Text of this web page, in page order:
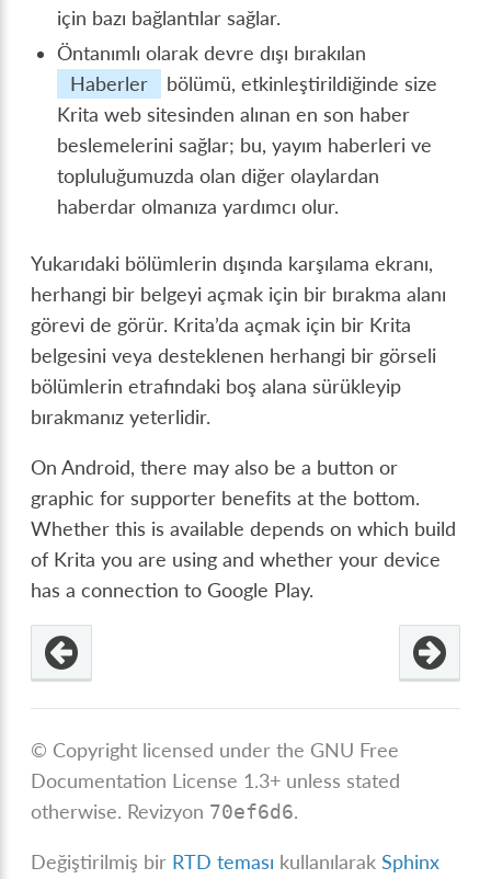
için bazı bağlantılar sağlar.
Öntanımlı olarak devre dışı bırakılan
Haberler
bölümü, etkinleştirildiğinde size
Krita web sitesinden alınan en son haber
beslemelerini sağlar; bu, yayım haberleri ve
topluluğumuzda olan diğer olaylardan
haberdar olmanıza yardımcı olur.
Yukarıdaki bölümlerin dışında karşılama ekranı,
herhangi bir belgeyi açmak için bir bırakma alanı
görevi de görür. Krita’da açmak için bir Krita
belgesini veya desteklenen herhangi bir görseli
bölümlerin etrafındaki boş alana sürükleyip
bırakmanız yeterlidir.
On Android, there may also be a button or
graphic for supporter benefits at the bottom.
Whether this is available depends on which build
of Krita you are using and whether your device
has a connection to Google Play.
© Copyright licensed under the GNU Free
Documentation License 1.3+ unless stated
otherwise. Revizyon 70ef6d6.
Değiştirilmiş bir RTD teması kullanılarakSphinx